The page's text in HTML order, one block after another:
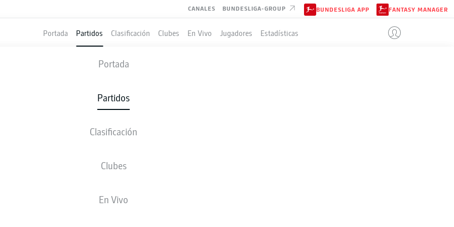
CANALES BUNDESLIGA-GROUP BUNDESLIGA APP FANTASY MANAGER
Portada Partidos Clasificación Clubes En Vivo Jugadores Estadísticas
Portada
Partidos
Clasificación
Clubes
En Vivo
UNION BERLIN - BAYER LEVERKUSEN
0 0
ALINEACIONES ESTADÍSTICAS